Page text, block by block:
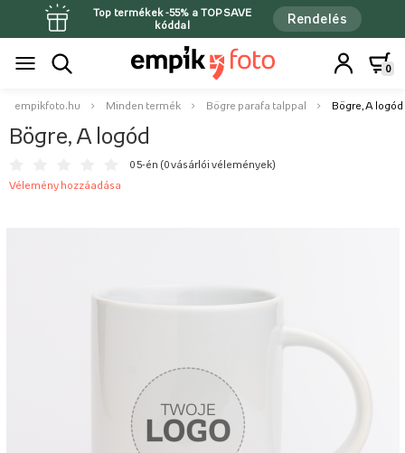
Top termékek -55% a TOPSAVE
kóddal
Rendelés
0
empikfoto.hu Minden termék Bögre parafa talppal Bögre, A logód
Bögre, A logód
0 5-én (0 vásárlói vélemények)
Vélemény hozzáadása